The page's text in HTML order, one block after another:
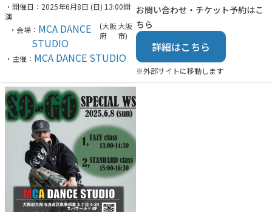
・開催日：2025年6月8日 (日) 13:00開
演
・会場： MCA DANCE
STUDIO
(大阪
府
大阪
市)
・主催： MCA DANCE STUDIO
お問い合わせ・チケット予約はこ
ちら
詳細はこちら
※外部サイトに移動します